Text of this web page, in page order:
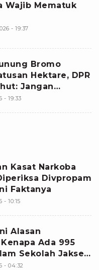
Wajib Mematuk
- 19:37
Bromo
Hektare, DPR
Jangan
- 19:33
Kasat Narkoba
Divpropam
Faktanya
- 10:15
Alasan
Ada 995
Sekolah Jaksel
- 04:32